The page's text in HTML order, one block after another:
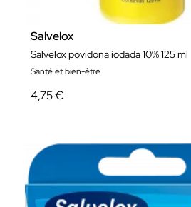
Salvelox
Salvelox povidona iodada 10% 125 ml
Santé et bien-être
4,75 €